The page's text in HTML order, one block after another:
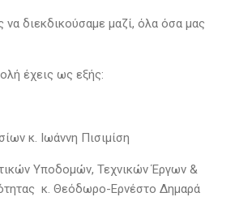
να διεκδικούσαμε μαζί, όλα όσα μας
έχεις ως εξής:
κ. Ιωάννη Πισιμίση
Υποδομών, Τεχνικών Έργων &
κ. Θεόδωρο-Ερνέστο Δημαρά